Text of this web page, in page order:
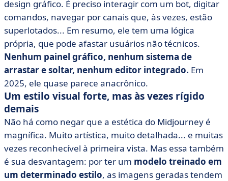
design gráfico. É preciso interagir com um bot, digitar
comandos, navegar por canais que, às vezes, estão
superlotados... Em resumo, ele tem uma lógica
própria, que pode afastar usuários não técnicos.
Nenhum painel gráfico, nenhum sistema de
arrastar e soltar, nenhum editor integrado. Em
2025, ele quase parece anacrônico.
Um estilo visual forte, mas às vezes rígido
demais
Não há como negar que a estética do Midjourney é
magnífica. Muito artística, muito detalhada... e muitas
vezes reconhecível à primeira vista. Mas essa também
é sua desvantagem: por ter um modelo treinado em
um determinado estilo, as imagens geradas tendem